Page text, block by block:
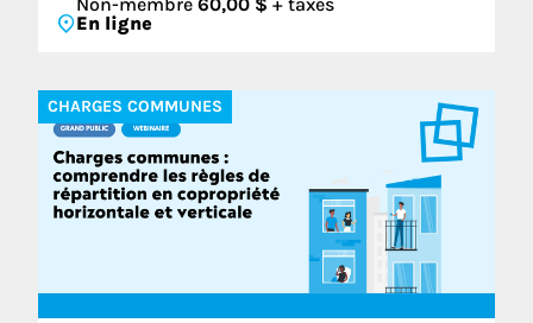
En ligne
CHARGES COMMUNES